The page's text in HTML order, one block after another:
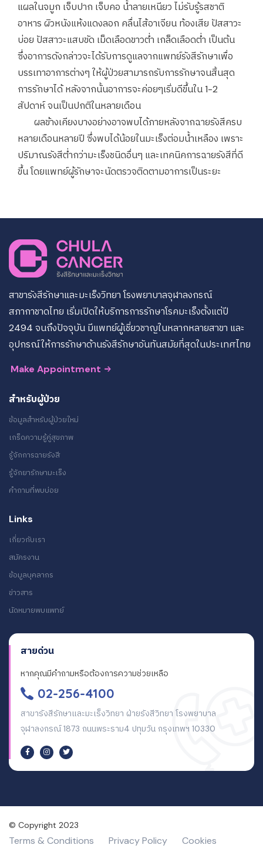
แผลในจมูก เจ็บปาก เจ็บคอ น้ำลายเหนียว ไม่รับรู้รสชาติ
อาหาร ผิวหนังแห้งแดงลอก คลื่นไส้อาเจียน ท้องเสีย ปัสสาวะ
บ่อย ปัสสาวะแสบขัด เม็ดเลือดขาวต่ำ เกล็ดเลือดต่ำ เป็นต้น
ซึ่งอาการดังกล่าวจะได้รับการดูแลจากแพทย์รังสีรักษาเพื่อ
บรรเทาอาการต่างๆ ให้ผู้ป่วยสามารถรับการรักษาจนสิ้นสุด
การรักษาได้ หลังจากนั้นอาการจะค่อยๆเริ่มดีขึ้นใน 1-2
สัปดาห์ จนเป็นปกติในหลายเดือน
ผลข้างเคียงบางอย่างอาจพบได้ภายหลังจากฉายรังสีครบ
หลายเดือนหลายปี ซึ่งพบได้น้อยในมะเร็งต่อมน้ำเหลือง เพราะ
ปริมาณรังสีต่ำกว่ามะเร็งชนิดอื่นๆ และเทคนิคการฉายรังสีที่ดี
ขึ้น โดยแพทย์ผู้รักษาจะนัดตรวจติดตามอาการเป็นระยะ
สาขารังสีรักษาและมะเร็งวิทยา โรงพยาบาลจุฬาลงกรณ์
สภากาชาดไทย เริ่มเปิดให้บริการการรักษาโรคมะเร็งตั้งแต่ปี
2494 จนถึงปัจจุบัน มีแพทย์ผู้เชี่ยวชาญในหลากหลายสาขา และ
อุปกรณ์ให้การรักษาด้านรังสีรักษาอันทันสมัยที่สุดในประเทศไทย
Make Appointment
สำหรับผู้ป่วย
ข้อมูลสำหรับผู้ป่วยใหม่
เกร็ดความรู้คู่สุขภาพ
รู้จักการฉายรังสี
รู้จักยารักษามะเร็ง
คำถามที่พบบ่อย
Links
เกี่ยวกับเรา
สมัครงาน
ข้อมูลบุคลากร
ข่าวสาร
นัดหมายพบแพทย์
สายด่วน
หากคุณมีคำถามหรือต้องการความช่วยเหลือ
02-256-4100
สาขารังสีรักษาและมะเร็งวิทยา ฝ่ายรังสีวิทยา โรงพยาบาล
จุฬาลงกรณ์ 1873 ถนนพระราม4 ปทุมวัน กรุงเทพฯ 10330
© Copyright 2023
Terms & Conditions Privacy Policy Cookies